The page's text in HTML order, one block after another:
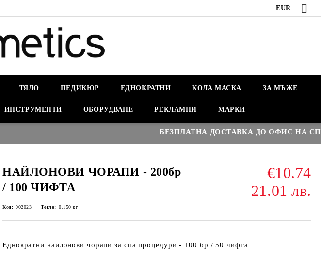
EUR
ТЯЛО ПЕДИКЮР ЕДНОКРАТНИ КОЛА МАСКА ЗА МЪЖЕ
ИНСТРУМЕНТИ ОБОРУДВАНЕ РЕКЛАМНИ МАРКИ
БЕЗПЛАТНА ДОСТАВКА ДО ОФИС НА
НАЙЛОНОВИ ЧОРАПИ - 200бр
/ 100 ЧИФТА
€10.74
21.01 лв.
Код: 002023 Тегло: 0.150 кг
Еднократни найлонови чорапи за спа процедури - 100 бр / 50 чифта